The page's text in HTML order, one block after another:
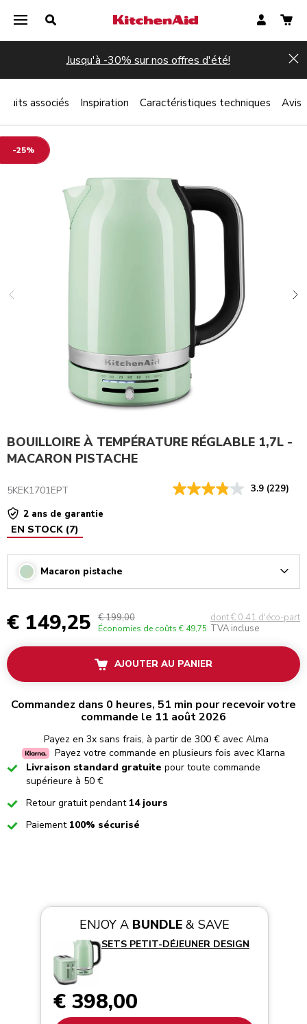
Jusqu'à -30% sur nos offres d'été!
-25%
BOUILLOIRE À TEMPÉRATURE RÉGLABLE 1,7L -
MACARON PISTACHE
5KEK1701EPT 3.9 (229)
2 ans de garantie
EN STOCK (7)
Macaron pistache
€ 149,25 € 199,00
Économies de coûts € 49,75
dont € 0.41 d'éco-part
TVA incluse
AJOUTER AU PANIER
Commandez dans 0 heures, 51 min pour recevoir votre
commande le 11 août 2026
Payez en 3x sans frais, à partir de 300 € avec Alma
Payez votre commande en plusieurs fois avec Klarna
CheckedLivraison standard gratuite pour toute commande
supérieure à 50 €
CheckedRetour gratuit pendant 14 jours
CheckedPaiement 100% sécurisé
ENJOY A BUNDLE& SAVE
SETS PETIT-DÉJEUNER DESIGN
€ 398,00
associés Inspiration Caractéristiques techniques Avis